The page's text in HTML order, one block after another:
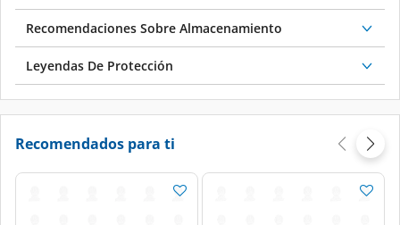
Recomendaciones Sobre Almacenamiento
Leyendas De Protección
Recomendados para ti